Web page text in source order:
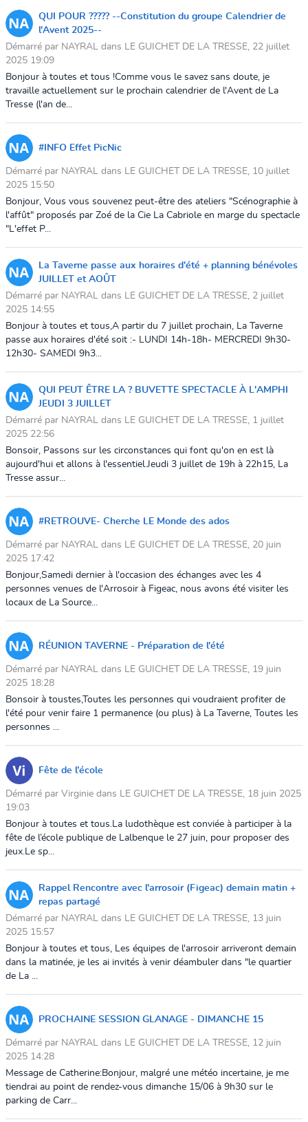
QUI POUR ????? --Constitution du groupe Calendrier de
l'Avent 2025--
Démarré par NAYRAL dans LE GUICHET DE LA TRESSE, 22 juillet
2025 19:09
Bonjour à toutes et tous !Comme vous le savez sans doute, je
travaille actuellement sur le prochain calendrier de l'Avent de La
Tresse (l'an de...
#INFO Effet PicNic
Démarré par NAYRAL dans LE GUICHET DE LA TRESSE, 10 juillet
2025 15:50
Bonjour, Vous vous souvenez peut-être des ateliers "Scénographie à
l'affût" proposés par Zoé de la Cie La Cabriole en marge du spectacle
"L'effet P...
La Taverne passe aux horaires d'été + planning bénévoles
JUILLET et AOÛT
Démarré par NAYRAL dans LE GUICHET DE LA TRESSE, 2 juillet
2025 14:55
Bonjour à toutes et tous,A partir du 7 juillet prochain, La Taverne
passe aux horaires d'été soit :- LUNDI 14h-18h- MERCREDI 9h30-
12h30- SAMEDI 9h3...
QUI PEUT ÊTRE LA ? BUVETTE SPECTACLE À L'AMPHI
JEUDI 3 JUILLET
Démarré par NAYRAL dans LE GUICHET DE LA TRESSE, 1 juillet
2025 22:56
Bonsoir, Passons sur les circonstances qui font qu'on en est là
aujourd'hui et allons à l'essentiel.Jeudi 3 juillet de 19h à 22h15, La
Tresse assur...
#RETROUVE- Cherche LE Monde des ados
Démarré par NAYRAL dans LE GUICHET DE LA TRESSE, 20 juin
2025 17:42
Bonjour,Samedi dernier à l'occasion des échanges avec les 4
personnes venues de l'Arrosoir à Figeac, nous avons été visiter les
locaux de La Source...
RÉUNION TAVERNE - Préparation de l'été
Démarré par NAYRAL dans LE GUICHET DE LA TRESSE, 19 juin
2025 18:28
Bonsoir à toustes,Toutes les personnes qui voudraient profiter de
l'été pour venir faire 1 permanence (ou plus) à La Taverne, Toutes les
personnes ...
Fête de l’école
Démarré par Virginie dans LE GUICHET DE LA TRESSE, 18 juin 2025
19:03
Bonjour à toutes et tous.La ludothèque est conviée à participer à la
fête de l’école publique de Lalbenque le 27 juin, pour proposer des
jeux.Le sp...
Rappel Rencontre avec l'arrosoir (Figeac) demain matin +
repas partagé
Démarré par NAYRAL dans LE GUICHET DE LA TRESSE, 13 juin
2025 15:57
Bonjour à toutes et tous, Les équipes de l'arrosoir arriveront demain
dans la matinée, je les ai invités à venir déambuler dans "le quartier
de La ...
PROCHAINE SESSION GLANAGE - DIMANCHE 15
Démarré par NAYRAL dans LE GUICHET DE LA TRESSE, 12 juin
2025 14:28
Message de Catherine:Bonjour, malgré une météo incertaine, je me
tiendrai au point de rendez-vous dimanche 15/06 à 9h30 sur le
parking de Carr...